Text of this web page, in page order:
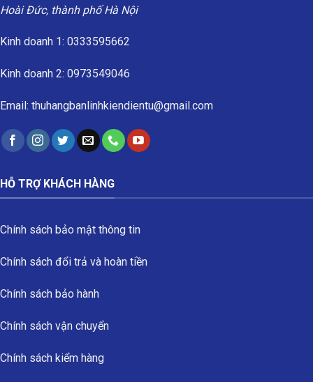
Hoài Đức, thành phố Hà Nội
Kinh doanh 1: 0333595662
Kinh doanh 2: 0973549046
Email: thuhangbanlinhkiendientu@gmail.com
HỖ TRỢ KHÁCH HÀNG
Chính sách bảo mật thông tin
Chính sách đổi trả và hoàn tiền
Chính sách bảo hành
Chính sách vận chuyển
Chính sách kiểm hàng